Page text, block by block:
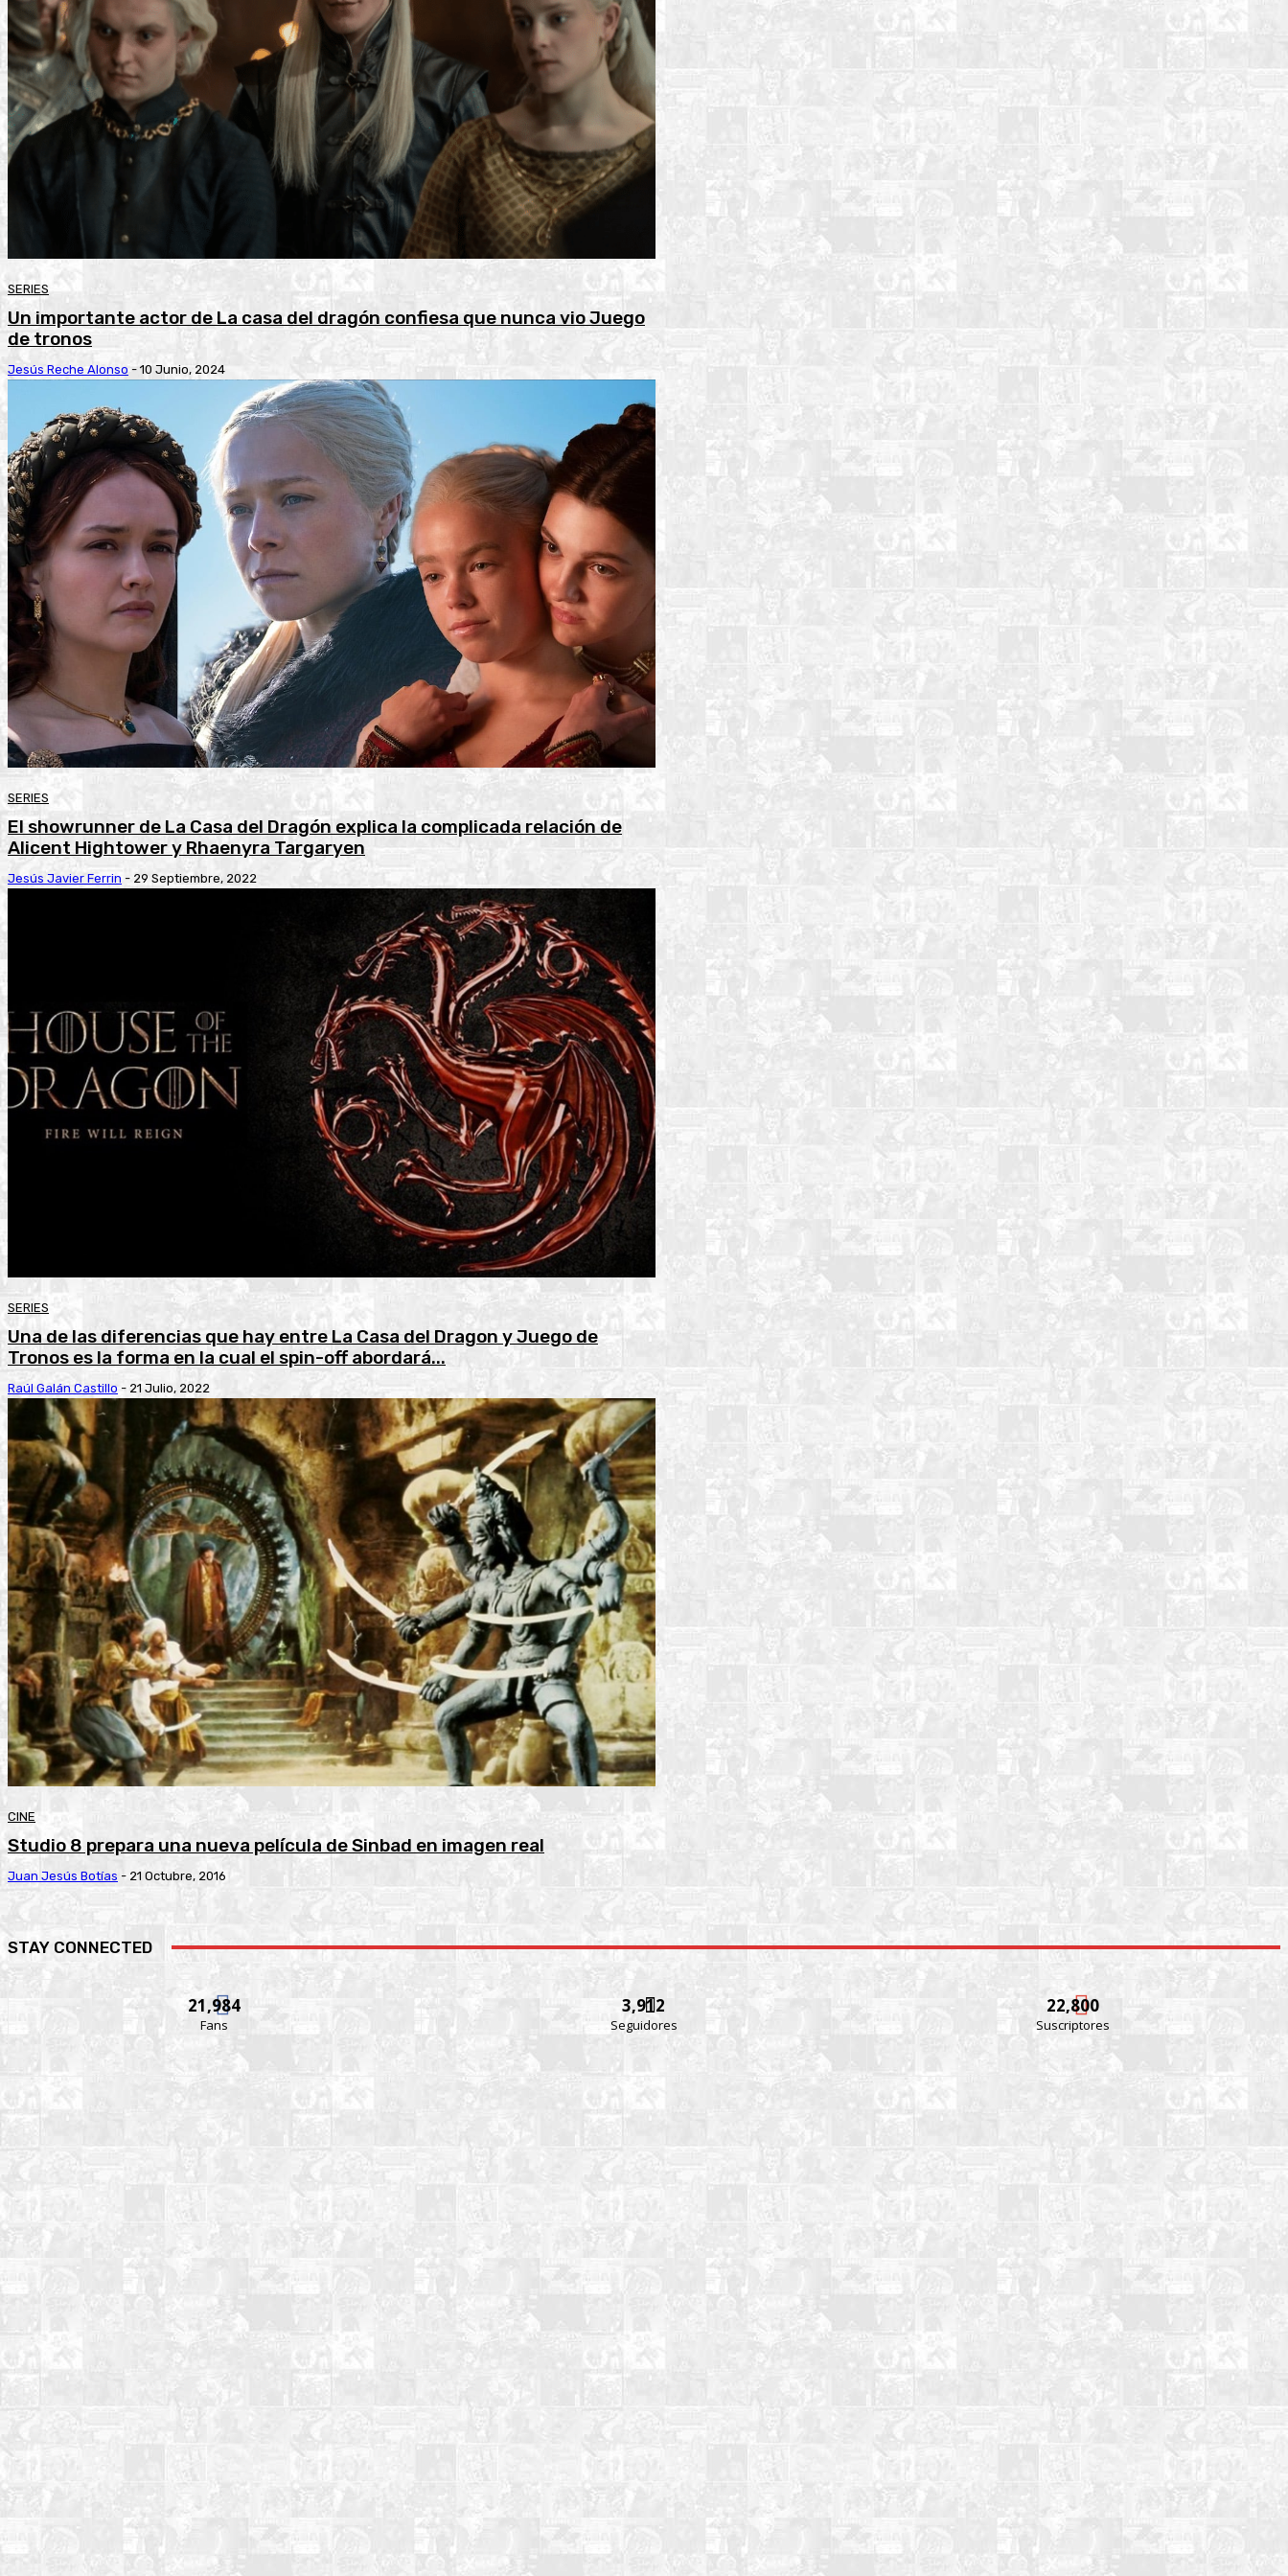
SERIES
Un importante actor de La casa del dragón confiesa que nunca vio Juego
de tronos
Jesús Reche Alonso - 10 Junio, 2024
SERIES
El showrunner de La Casa del Dragón explica la complicada relación de
Alicent Hightower y Rhaenyra Targaryen
Jesús Javier Ferrin - 29 Septiembre, 2022
SERIES
Una de las diferencias que hay entre La Casa del Dragon y Juego de
Tronos es la forma en la cual el spin-off abordará...
Raúl Galán Castillo - 21 Julio, 2022
CINE
Studio 8 prepara una nueva película de Sinbad en imagen real
Juan Jesús Botías - 21 Octubre, 2016
STAY CONNECTED
21,984
Fans
3,912
Seguidores
22,800
Suscriptores